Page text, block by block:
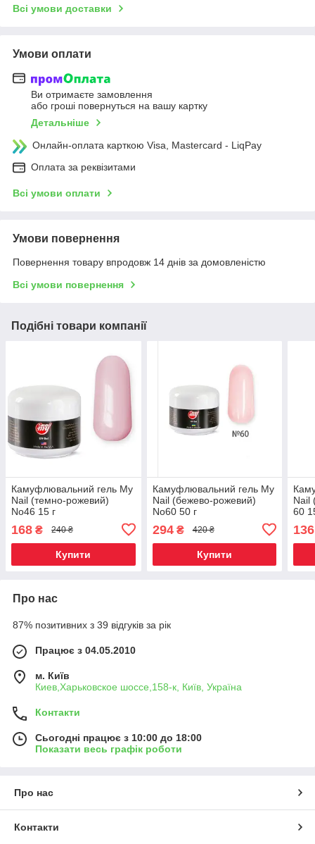
Всі умови доставки
Умови оплати
Ви отримаєте замовлення
або гроші повернуться на вашу картку
Детальніше
Онлайн-оплата карткою Visa, Mastercard - LiqPay
Оплата за реквізитами
Всі умови оплати
Умови повернення
Повернення товару впродовж 14 днів за домовленістю
Всі умови повернення
Подібні товари компанії
Камуфлювальний гель My
Nail (темно-рожевий)
No46 15 г
168 ₴ 240 ₴
Купити
Камуфлювальний гель My
Nail (бежево-рожевий)
No60 50 г
294₴ 420 ₴
Купити
Nail
60
Про нас
87% позитивних з 39 відгуків за рік
Працює з 04.05.2010
м. Київ
Киев,Харьковское шоссе,158-к, Київ, Україна
Контакти
Сьогодні працює з 10:00 до 18:00
Показати весь графік роботи
Про нас
Контакти